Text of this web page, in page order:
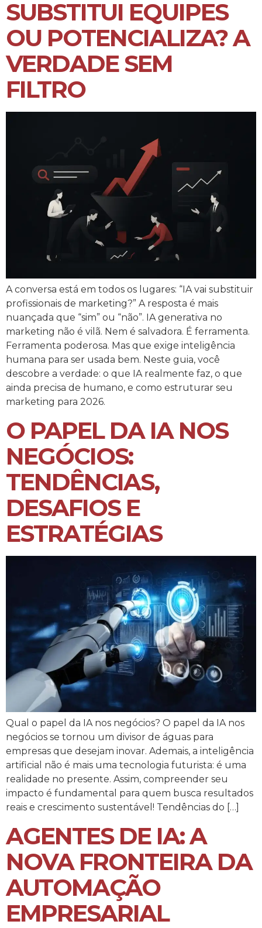
SUBSTITUI EQUIPES
OU POTENCIALIZA? A
VERDADE SEM
FILTRO
A conversa está em todos os lugares: “IA vai substituir
profissionais de marketing?” A resposta é mais
nuançada que “sim” ou “não”. IA generativa no
marketing não é vilã. Nem é salvadora. É ferramenta.
Ferramenta poderosa. Mas que exige inteligência
humana para ser usada bem. Neste guia, você
descobre a verdade: o que IA realmente faz, o que
ainda precisa de humano, e como estruturar seu
marketing para 2026.
O PAPEL DA IA NOS
NEGÓCIOS:
TENDÊNCIAS,
DESAFIOS E
ESTRATÉGIAS
Qual o papel da IA nos negócios? O papel da IA nos
negócios se tornou um divisor de águas para
empresas que desejam inovar. Ademais, a inteligência
artificial não é mais uma tecnologia futurista: é uma
realidade no presente. Assim, compreender seu
impacto é fundamental para quem busca resultados
reais e crescimento sustentável! Tendências do […]
AGENTES DE IA: A
NOVA FRONTEIRA DA
AUTOMAÇÃO
EMPRESARIAL​